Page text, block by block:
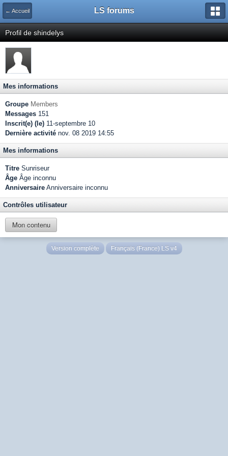
← Accueil LS forums
Profil de shindelys
Mes informations
Groupe Members
Messages 151
Inscrit(e) (le) 11-septembre 10
Dernière activité nov. 08 2019 14:55
Mes informations
Titre Sunriseur
Âge Âge inconnu
Anniversaire Anniversaire inconnu
Contrôles utilisateur
Mon contenu
Version complète Français (France) LS v4